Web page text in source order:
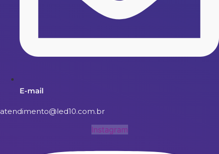
E-mail
atendimento@led10.com.br
Instagram